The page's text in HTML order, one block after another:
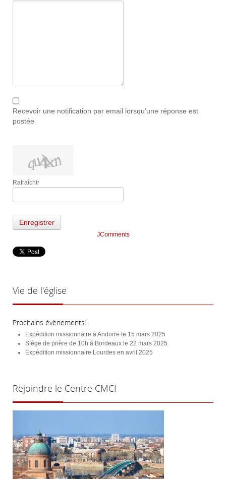
Recevoir une notification par email lorsqu’une réponse est
postée
Rafraîchir
Enregistrer
JComments
Vie de l'église
Prochains évènements:
Expédition missionnaire à Andorre le 15 mars 2025
Siège de prière de 10h à Bordeaux le 22 mars 2025
Expédition missionnaire Lourdes en avril 2025
Rejoindre le Centre CMCI